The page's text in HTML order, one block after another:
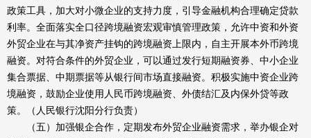
政策工具，加大对小微企业的支持力度，引导金融机构合理确定贷款
利率。全面落实全口径跨境融资宏观审慎管理政策，允许中资和外资
外贸企业在与其净资产挂钩的跨境融资上限内，自主开展本外币跨境
融资。对符合条件的外贸企业，可以通过发行短期融资券、中小企业
集合票据、中期票据等从银行间市场直接融资。积极实施中资企业跨
境融资，鼓励企业使用人民币跨境融资、外债结汇及内保外贷等政
策。（人民银行沈阳分行负责）
（五）加强银企合作，定期发布外贸企业融资需求，举办银企对